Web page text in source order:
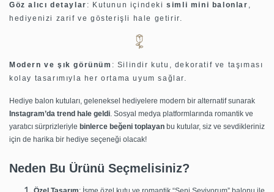
Göz alıcı detaylar : Kutunun içindekisimli mini balonlar ,
hediyenizi zarif ve gösterişli hale getirir.
Modern ve şık görünüm : Silindir kutu, dekoratif ve taşıması
kolay tasarımıyla her ortama uyum sağlar.
Hediye balon kutuları, geleneksel hediyelere modern bir alternatif sunarak
Instagram’da trend hale geldi. Sosyal medya platformlarında romantik ve
yaratıcı sürprizleriyle binlerce beğeni toplayan bu kutular, siz ve sevdikleriniz
için de harika bir hediye seçeneği olacak!
Neden Bu Ürünü Seçmelisiniz?